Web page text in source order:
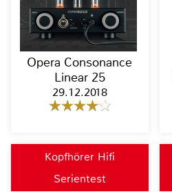
Opera Consonance
Linear 25
29.12.2018
Kopfhörer Hifi
Serientest